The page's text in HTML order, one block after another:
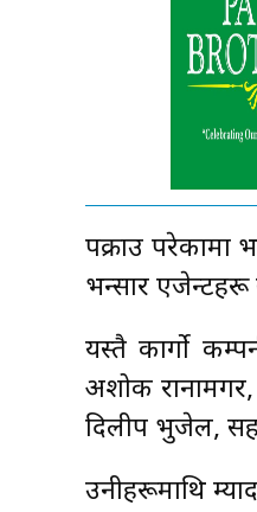
पक्राउ परेकामा
भन्सार एजेन्टहरू
यस्तै कार्गो
अशोक रानामगर,
दिलीप भुजेल,
उनीहरूमाथि